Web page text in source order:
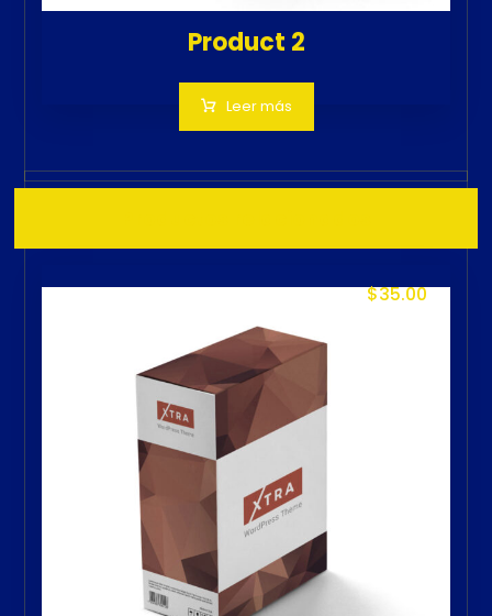
Product 2
Leer más
$35.00